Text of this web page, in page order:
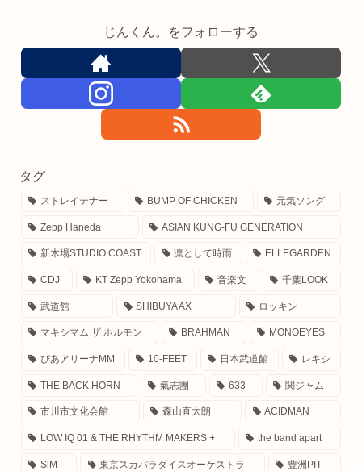
じんくん。をフォローする
タグ
ストレイテナー BUMP OF CHICKEN 元気ソング
Zepp Haneda ASIAN KUNG-FU GENERATION
新木場STUDIO COAST 凛として時雨 ELLEGARDEN
CDJ KT Zepp Yokohama 音楽文 千葉LOOK
武道館 SHIBUYA AX ロッキン
マキシマム ザ ホルモン BRAHMAN MONOEYES
ぴあアリーナMM 10-FEET 日本武道館 レキシ
THE BACK HORN 氣志團 633 関ジャム
市川市文化会館 森山直太朗 ACIDMAN
LOW IQ 01 & THE RHYTHM MAKERS + the band apart
SiM 東京スカパラダイスオーケストラ 豊洲PIT